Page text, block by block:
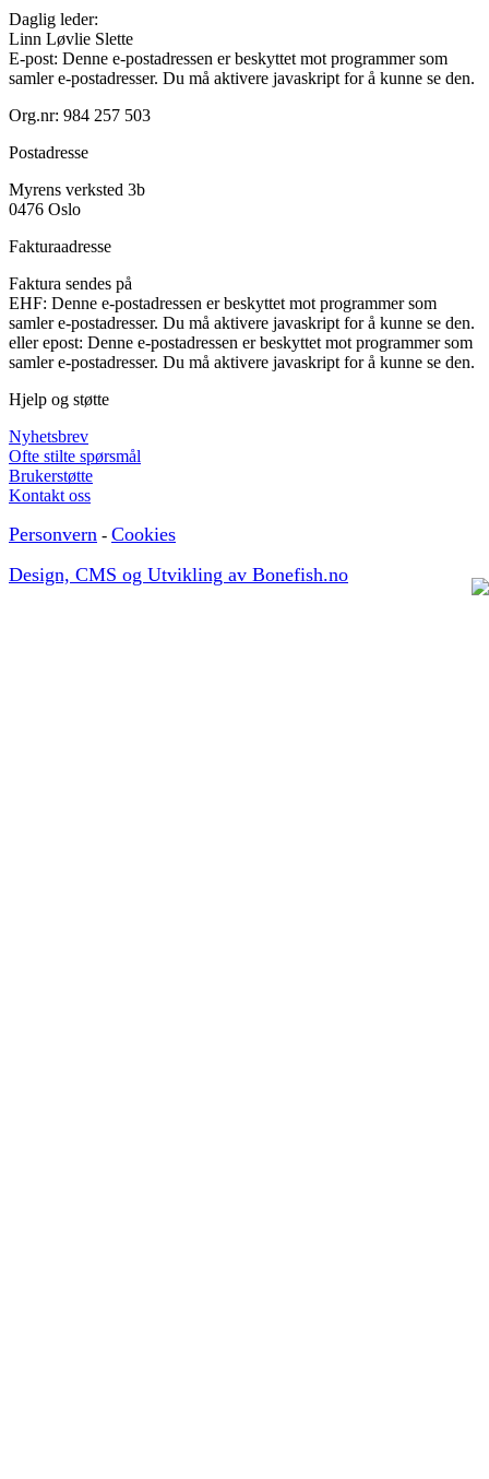
Daglig leder:
Linn Løvlie Slette
E-post: Denne e-postadressen er beskyttet mot programmer som
samler e-postadresser. Du må aktivere javaskript for å kunne se den.
Org.nr: 984 257 503
Postadresse
Myrens verksted 3b
0476 Oslo
Fakturaadresse
Faktura sendes på
EHF: Denne e-postadressen er beskyttet mot programmer som
samler e-postadresser. Du må aktivere javaskript for å kunne se den.
eller epost: Denne e-postadressen er beskyttet mot programmer som
samler e-postadresser. Du må aktivere javaskript for å kunne se den.
Hjelp og støtte
Nyhetsbrev
Ofte stilte spørsmål
Brukerstøtte
Kontakt oss
Personvern - Cookies
Design, CMS og Utvikling av Bonefish.no